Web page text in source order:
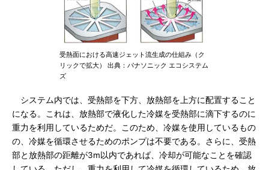
受熱面における高速ジェット流生成の仕組み（ク
リックで拡大） 出典：パナソニック エコシステム
ズ
システム内では、受熱部を下方、放熱部を上方に配置すること
になる。これは、放熱部で液化した冷媒を受熱部に滴下するのに
重力を利用しているためだ。このため、冷媒を使用しているもの
の、冷媒を循環させるためのポンプは不要である。さらに、受熱
部と放熱部の距離が3m以内であれば、冷却が可能なことを確認